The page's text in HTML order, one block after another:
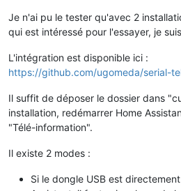
Je n'ai pu le tester qu'avec 2
qui est intéressé pour l'essayer, je
L'intégration est disponible ici :
https://github.com/ugomeda/serial-
Il suffit de déposer le dossier dans
installation, redémarrer Home
"Télé-information".
Il existe 2 modes :
Si le dongle USB est